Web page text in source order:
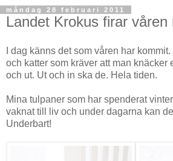
måndag 28 februari 2011
Landet Krokus firar våren
I dag känns det som våren har
och katter som kräver att man knäcker
och ut. Ut och in ska de. Hela tiden.
Mina tulpaner som har spenderat
vaknat till liv och under dagarna kan
Underbart!